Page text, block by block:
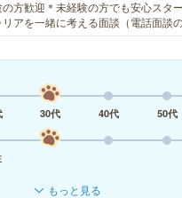
の方歓迎＊未経験の方でも安心スタ
リアを一緒に考える面談（電話面談
30代 40代 50代
もっと見る